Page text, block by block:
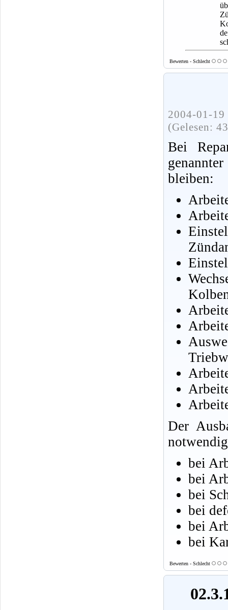
Bewerten - Schlecht
2004-01-
(Gelesen:
Bei
bleiben:
Der
bei
bei
bei
bei
bei
bei
Bewerten - Schlecht